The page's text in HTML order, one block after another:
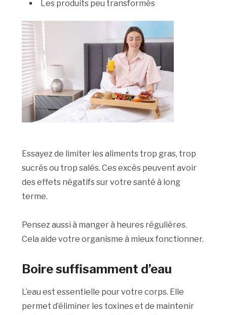
Les produits peu transformés
Essayez de limiter les aliments trop gras, trop
sucrés ou trop salés. Ces excès peuvent avoir
des effets négatifs sur votre santé à long
terme.
Pensez aussi à manger à heures régulières.
Cela aide votre organisme à mieux fonctionner.
Boire suffisamment d’eau
L’eau est essentielle pour votre corps. Elle
permet d’éliminer les toxines et de maintenir